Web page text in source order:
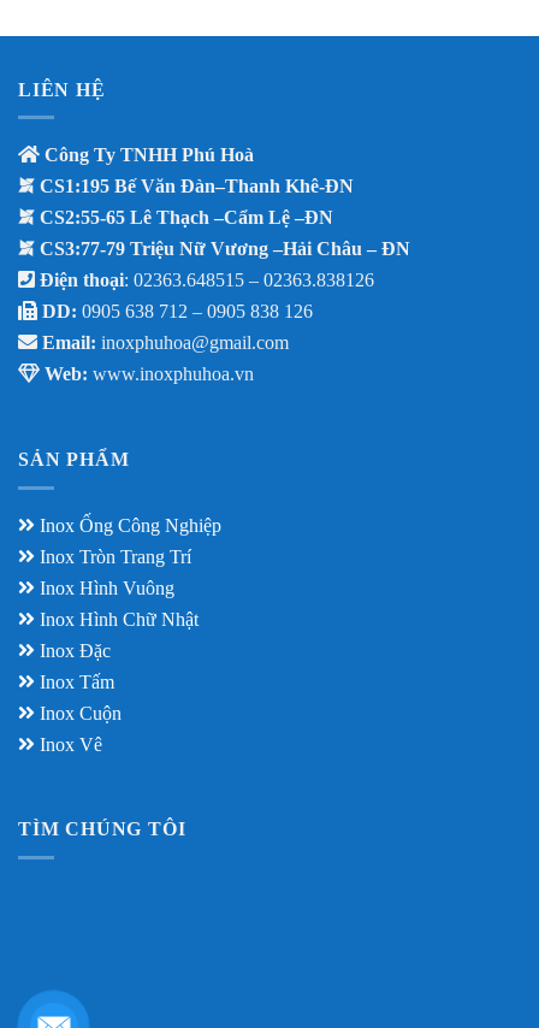
LIÊN HỆ
Công Ty TNHH Phú Hoà
CS1:195 Bế Văn Đàn–Thanh Khê-ĐN
CS2:55-65 Lê Thạch –Cẩm Lệ –ĐN
CS3:77-79 Triệu Nữ Vương –Hải Châu – ĐN
Điện thoại: 02363.648515 – 02363.838126
DD: 0905 638 712 – 0905 838 126
Email: inoxphuhoa@gmail.com
Web: www.inoxphuhoa.vn
SẢN PHẨM
Inox Ống Công Nghiệp
Inox Tròn Trang Trí
Inox Hình Vuông
Inox Hình Chữ Nhật
Inox Đặc
Inox Tấm
Inox Cuộn
Inox Vê
TÌM CHÚNG TÔI